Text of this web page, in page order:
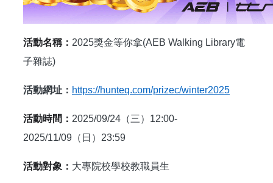
活動名稱： 2025獎金等你拿(AEB Walking Library電
子雜誌)
活動網址： https://hunteq.com/prizec/winter2025
活動時間： 2025/09/24 （三）12:00-
2025/11/09（日）23:59
活動對象： 大專院校學校教職員生